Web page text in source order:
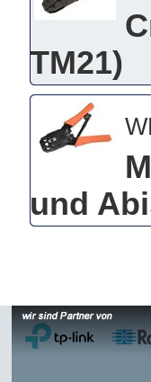
TM21)
und